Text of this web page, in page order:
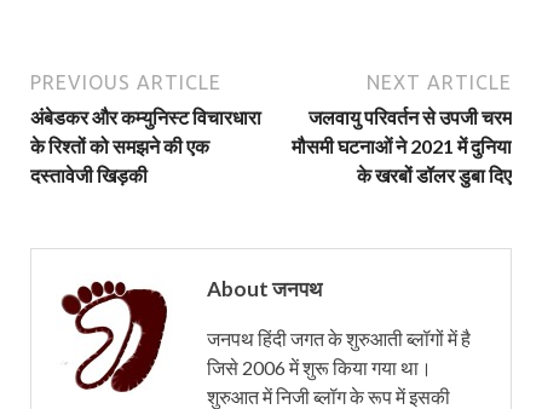
PREVIOUS ARTICLE
अंबेडकर और कम्युनिस्ट विचारधारा
के रिश्तों को समझने की एक
दस्तावेजी खिड़की
NEXT ARTICLE
जलवायु परिवर्तन से उपजी चरम
मौसमी घटनाओं ने 2021 में दुनिया
के खरबों डॉलर डुबा दिए
About जनपथ
जनपथ हिंदी जगत के शुरुआती ब्लॉगों में है
जिसे 2006 में शुरू किया गया था।
शुरुआत में निजी ब्लॉग के रूप में इसकी